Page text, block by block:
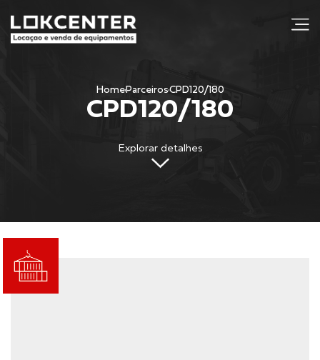
HomeParceirosCPD120/180
CPD120/180
Explorar detalhes